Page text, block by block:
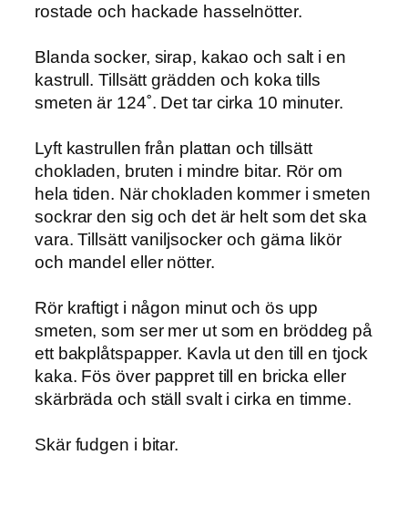
rostade och hackade hasselnötter.
Blanda socker, sirap, kakao och salt i en
kastrull. Tillsätt grädden och koka tills
smeten är 124˚. Det tar cirka 10 minuter.
Lyft kastrullen från plattan och tillsätt
chokladen, bruten i mindre bitar. Rör om
hela tiden. När chokladen kommer i smeten
sockrar den sig och det är helt som det ska
vara. Tillsätt vaniljsocker och gärna likör
och mandel eller nötter.
Rör kraftigt i någon minut och ös upp
smeten, som ser mer ut som en bröddeg på
ett bakplåtspapper. Kavla ut den till en tjock
kaka. Fös över pappret till en bricka eller
skärbräda och ställ svalt i cirka en timme.
Skär fudgen i bitar.